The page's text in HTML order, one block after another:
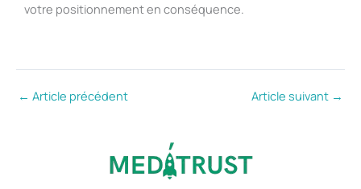
votre positionnement en conséquence.
← Article précédent Article suivant →